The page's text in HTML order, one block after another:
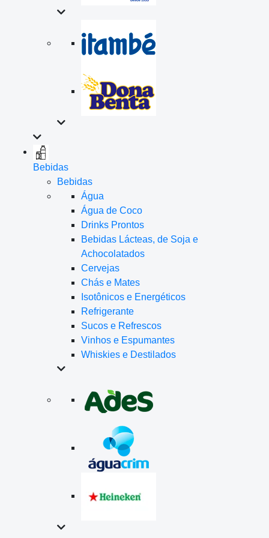
Bebidas
Bebidas
Água
Água de Coco
Drinks Prontos
Bebidas Lácteas, de Soja e
Achocolatados
Cervejas
Chás e Mates
Isotônicos e Energéticos
Refrigerante
Sucos e Refrescos
Vinhos e Espumantes
Whiskies e Destilados